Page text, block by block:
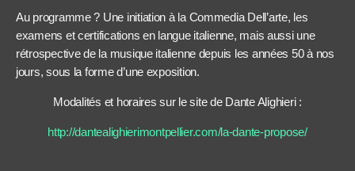
Au programme ? Une initiation à la Commedia Dell’arte, les
examens et certifications en langue italienne, mais aussi une
rétrospective de la musique italienne depuis les années 50 à nos
jours, sous la forme d’une exposition.
Modalités et horaires sur le site de Dante Alighieri :
http://dantealighierimontpellier.com/la-dante-propose/